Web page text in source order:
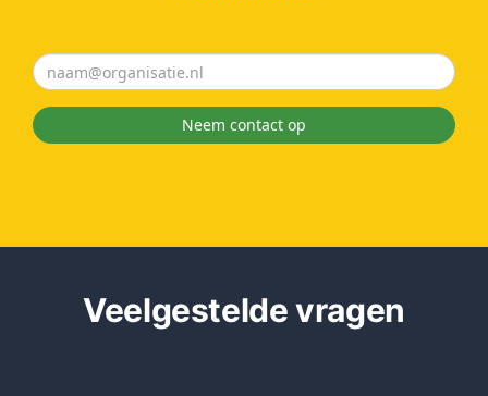
Neem contact op
Veelgestelde vragen